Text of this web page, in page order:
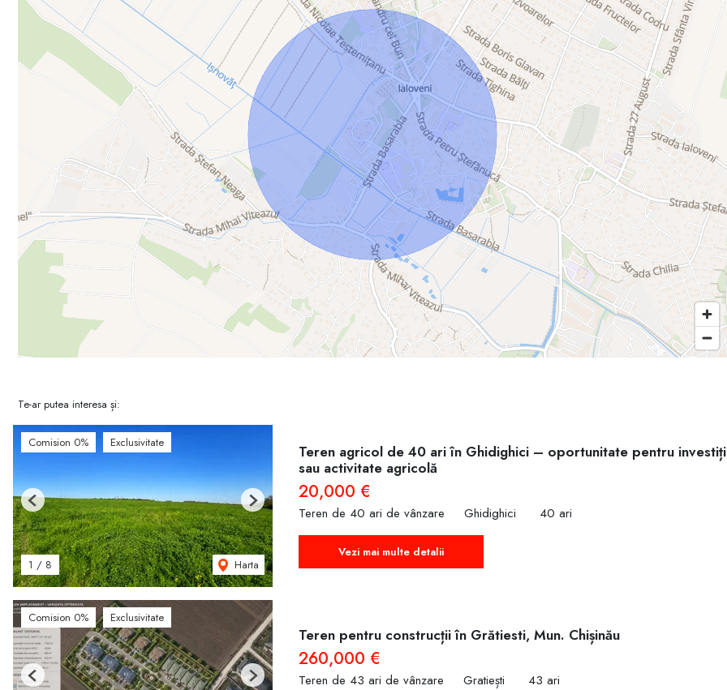
- teren agricol – nr. cadastral 1025302028 – suprafață 81 Ari – localitatea Tintareni
Varianta 2 – Pachet mixt investițional
6 terenuri agricole + 2 terenuri pentru construcții
preț total pachet – 69.900 euro
Detalii terenuri:
- teren agricol – nr. cadastral 2837104344 – suprafață 54,4 Ari – localitatea Puhoi
- teren agricol – nr. cadastral 5526308073 – suprafață 56 Ari – localitatea Puhoi
- teren agricol – nr. cadastral 5526105243 – suprafață 10 Ari – localitatea Puhoi
- teren agricol – nr. cadastral 5526104069 – suprafață 210 Ari – localitatea Puhoi
- teren agricol – nr. cadastral 5526401133 – suprafață 150 Ari – localitatea Puhoi
- teren agricol – nr. cadastral 1025302028 – suprafață 81 Ari – localitatea Tintareni
- teren pentru construcții – suprafață 14.91 Ari – localitatea - Ialoveni , Tipala
Te-ar putea interesa și:
Comision 0% Exclusivitate
1 / 8 Harta
Previous Next
Teren agricol de 40 ari în Ghidighici – oportunitate pentru
sau activitate agricolă
20,000 €
Teren de 40 ari de vânzare Ghidighici 40 ari
Vezi mai multe detalii
Comision 0% Exclusivitate
Previous Next
Teren pentru construcții în Grătiesti, Mun. Chișinău
260,000 €
Teren de 43 ari de vânzare Gratiești 43 ari